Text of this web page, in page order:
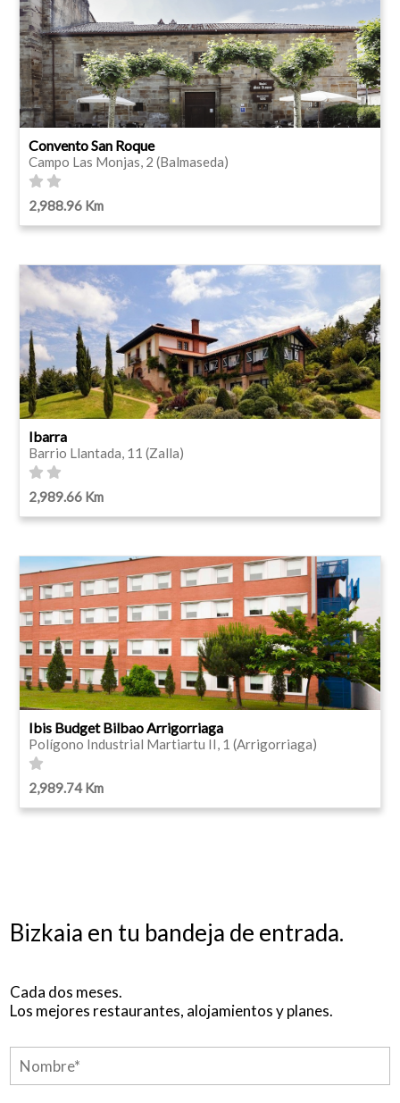
Convento San Roque
Campo Las Monjas, 2 (Balmaseda)
2,988.96 Km
Ibarra
Barrio Llantada, 11 (Zalla)
2,989.66 Km
Ibis Budget Bilbao Arrigorriaga
Polígono Industrial Martiartu II, 1 (Arrigorriaga)
2,989.74 Km
Bizkaia en tu bandeja de entrada.
Cada dos meses.
Los mejores restaurantes, alojamientos y planes.